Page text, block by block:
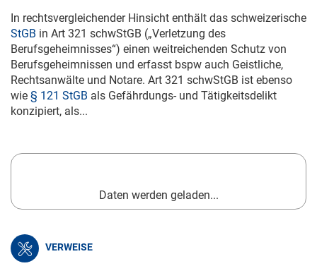
In rechtsvergleichender Hinsicht enthält das schweizerische
StGB in Art 321 schwStGB („Verletzung des
Berufsgeheimnisses“) einen weitreichenden Schutz von
Berufsgeheimnissen und erfasst bspw auch Geistliche,
Rechtsanwälte und Notare. Art 321 schwStGB ist ebenso
wie § 121 StGB als Gefährdungs- und Tätigkeitsdelikt
konzipiert, als...
Daten werden geladen...
VERWEISE